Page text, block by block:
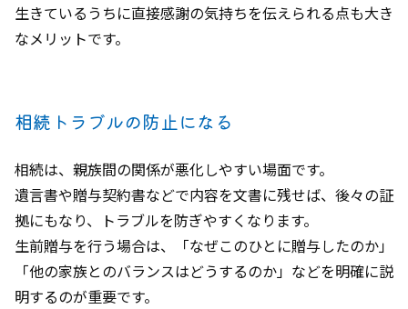
生きているうちに直接感謝の気持ちを伝えられる点も大き
なメリットです。
相続トラブルの防止になる
相続は、親族間の関係が悪化しやすい場面です。
遺言書や贈与契約書などで内容を文書に残せば、後々の証
拠にもなり、トラブルを防ぎやすくなります。
生前贈与を行う場合は、「なぜこのひとに贈与したのか」
「他の家族とのバランスはどうするのか」などを明確に説
明するのが重要です。